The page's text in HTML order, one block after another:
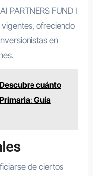
PARTNERS FUND I
ofreciendo
en
Descubre cuánto
Guía
de ciertos